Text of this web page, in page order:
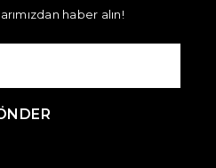
haber alın!